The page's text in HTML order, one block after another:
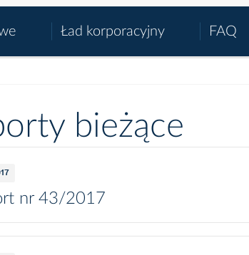
Ład korporacyjny FAQ
bieżące
nr 43/2017